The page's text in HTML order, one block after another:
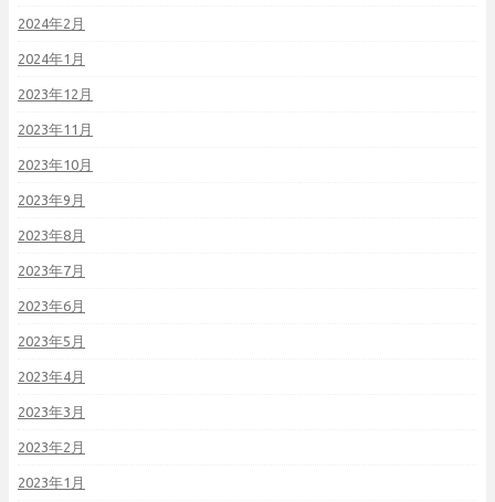
2024年2月
2024年1月
2023年12月
2023年11月
2023年10月
2023年9月
2023年8月
2023年7月
2023年6月
2023年5月
2023年4月
2023年3月
2023年2月
2023年1月